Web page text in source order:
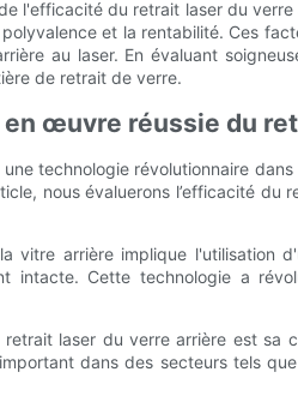
l'efficacité du retrait laser du
et la rentabilité. Ces
au laser. En évaluant
de retrait de verre.
en œuvre réussie du
technologie révolutionnaire
nous évaluerons l’efficacité
vitre arrière implique l'utilisation
intacte. Cette technologie a
retrait laser du verre arrière est
dans des secteurs tels